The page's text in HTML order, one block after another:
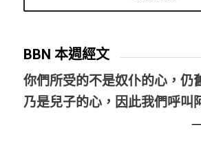
BBN 本週經文
你們所受的不是奴仆的心，仍
乃是兒子的心，因此我們呼叫